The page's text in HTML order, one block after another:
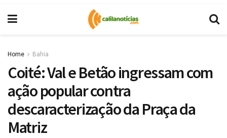
Home Bahia
Coité: Val e Betão ingressam com
ação popular contra
descaracterização da Praça da
Matriz